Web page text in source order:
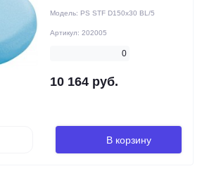
Модель: PS STF D150x30 BL/5
Артикул: 202005
0
10 164 руб.
В корзину